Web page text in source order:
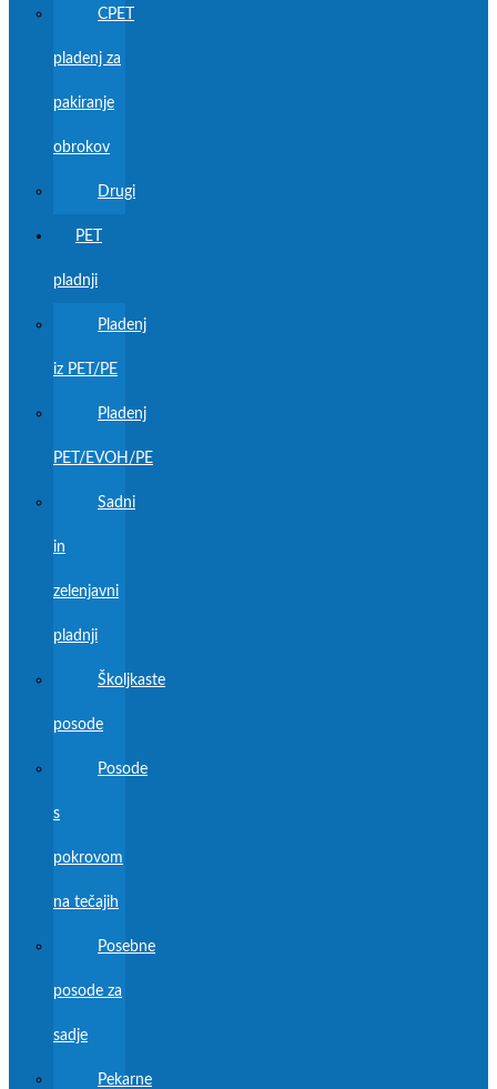
CPET
pladenj za
pakiranje
obrokov
Drugi
PET
pladnji
Pladenj
iz PET/PE
Pladenj
PET/EVOH/PE
Sadni
in
zelenjavni
pladnji
Školjkaste
posode
Posode
s
pokrovom
na tečajih
Posebne
posode za
sadje
Pekarne